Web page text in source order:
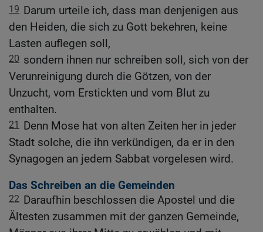
19 Darum urteile ich, dass man denjenigen aus
den Heiden, die sich zu Gott bekehren, keine
Lasten auflegen soll,
20 sondern ihnen nur schreiben soll, sich von der
Verunreinigung durch die Götzen, von der
Unzucht, vom Erstickten und vom Blut zu
enthalten.
21
Denn Mose hat von alten Zeiten her in jeder
Stadt solche, die ihn verkündigen, da er in den
Synagogen an jedem Sabbat vorgelesen wird.
Das Schreiben an die Gemeinden
22 Daraufhin beschlossen die Apostel und die
Ältesten zusammen mit der ganzen Gemeinde,